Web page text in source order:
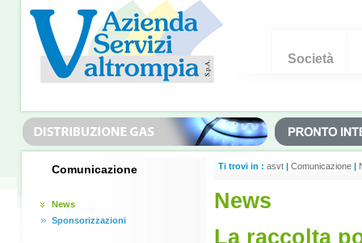
Società
Comunicazione
News
Sponsorizzazioni
Ti trovi in : asvt | Comunicazione |
News
La raccolta